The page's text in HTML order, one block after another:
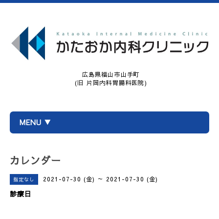
広島県福山市山手町
(旧 片岡内科胃腸科医院)
MENU ▼
カレンダー
指定なし 2021-07-30 (金) ～ 2021-07-30 (金)
診療日